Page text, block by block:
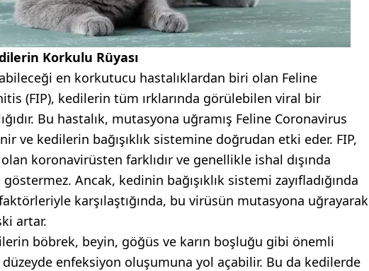
Korkulu Rüyası
en korkutucu hastalıklardan biri olan Feline
(FIP), kedilerin tüm ırklarında görülebilen viral bir
Bu hastalık, mutasyona uğramış Feline Coronavirus
ve kedilerin bağışıklık sistemine doğrudan etki eder. FIP,
koronavirüsten farklıdır ve genellikle ishal dışında
Ancak, kedinin bağışıklık sistemi zayıfladığında
karşılaştığında, bu virüsün mutasyona uğrayarak
artar.
böbrek, beyin, göğüs ve karın boşluğu gibi önemli
enfeksiyon oluşumuna yol açabilir. Bu da kedilerde